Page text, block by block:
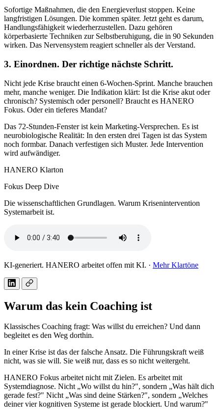
Sofortige Maßnahmen, die den Energieverlust stoppen. Keine
langfristigen Lösungen. Die kommen später. Jetzt geht es darum,
Handlungsfähigkeit wiederherzustellen. Dazu gehören
körperbasierte Techniken zur Selbstberuhigung, die in 90 Sekunden
wirken. Das Nervensystem reagiert schneller als der Verstand.
3. Einordnen. Der richtige nächste Schritt.
Nicht jede Krise braucht einen 6-Wochen-Sprint. Manche brauchen
mehr, manche weniger. Die Indikation klärt: Ist die Krise akut oder
chronisch? Systemisch oder personell? Braucht es HANERO
Fokus. Oder ein tieferes Mandat?
Das 72-Stunden-Fenster ist kein Marketing-Versprechen. Es ist
neurobiologische Realität: In den ersten drei Tagen ist das System
noch formbar. Danach verfestigen sich Muster. Jede Intervention
wird aufwändiger.
HANERO Klarton
Fokus Deep Dive
Die wissenschaftlichen Grundlagen. Warum Krisenintervention
Systemarbeit ist.
KI-generiert. HANERO arbeitet offen mit KI. · Mehr Klartöne
Warum das kein Coaching ist
Klassisches Coaching fragt: Was willst du erreichen? Und dann
begleitet es den Weg dorthin.
In einer Krise ist das der falsche Ansatz. Die Führungskraft weiß
nicht, was sie will. Sie weiß nur, dass es so nicht weitergeht.
HANERO Fokus arbeitet nicht mit Zielen. Es arbeitet mit
Systemdiagnose. Nicht „Wo willst du hin?", sondern „Was hält dich
gerade fest?" Nicht „Was sind deine Stärken?", sondern „Welches
deiner vier kognitiven Systeme ist gerade blockiert. Und warum?"